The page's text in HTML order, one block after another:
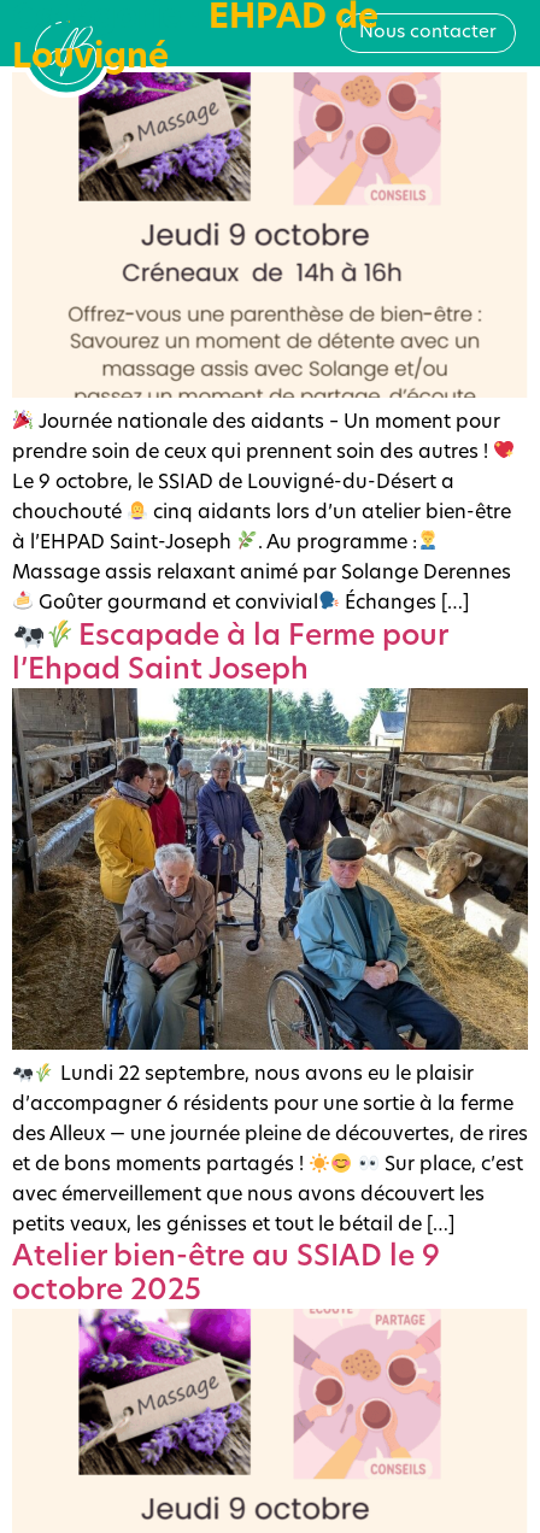
Nous contacter
Catégorie : EHPAD de
Louvigné
Atelier Bien être pour les Aidants
Journée nationale des aidants – Un moment pour
prendre soin de ceux qui prennent soin des autres !
Le 9 octobre, le SSIAD de Louvigné-du-Désert a
chouchouté
cinq aidants lors d’un atelier bien-être
à l’EHPAD Saint-Joseph
. Au programme :
Massage assis relaxant animé par Solange Derennes
Goûter gourmand et convivial
Échanges […]
Escapade à la Ferme pour
l’Ehpad Saint Joseph
Lundi 22 septembre, nous avons eu le plaisir
d’accompagner 6 résidents pour une sortie à la ferme
des Alleux — une journée pleine de découvertes, de rires
et de bons moments partagés !
Sur place, c’est
avec émerveillement que nous avons découvert les
petits veaux, les génisses et tout le bétail de […]
Atelier bien-être au SSIAD le 9
octobre 2025